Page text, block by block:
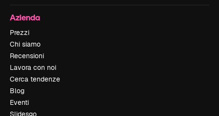
Azienda
Prezzi
Chi siamo
Recensioni
Lavora con noi
Cerca tendenze
Blog
Eventi
Slidesgo